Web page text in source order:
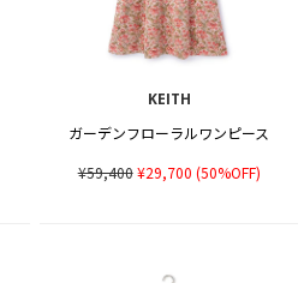
KEITH
ガーデンフローラルワンピース
¥59,400¥29,700 (50%OFF)